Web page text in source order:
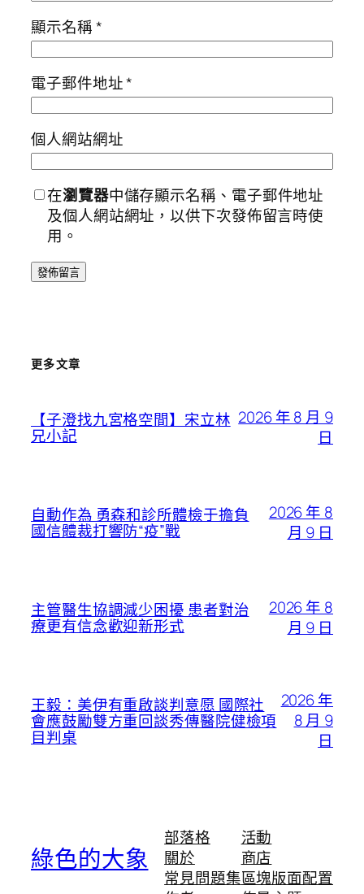
顯示名稱*
電子郵件地址*
個人網站網址
在瀏覽器中儲存顯示名稱、電子郵件地址
及個人網站網址，以供下次發佈留言時使
用。
更多文章
【子澄找九宮格空間】宋立林
兄小記
2026 年 8 月 9
日
自動作為 勇森和診所體檢于擔負
國信體裁打響防“疫”戰
2026 年 8
月 9 日
主管醫生協調減少困擾 患者對治
療更有信念歡迎新形式
2026 年 8
月 9 日
王毅：美伊有重啟談判意愿 國際社
會應鼓勵雙方重回談秀傳醫院健檢項
目判桌
2026 年
8 月 9
日
綠色的大象
部落格
關於
常見問題集
活動
商店
區塊版面配置